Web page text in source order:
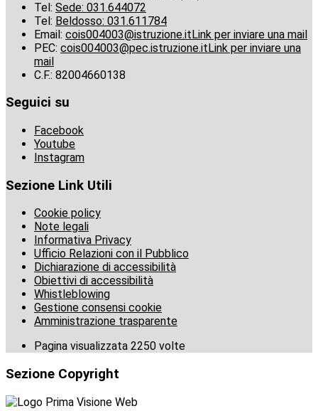
Tel: Sede: 031.644072
Tel: Beldosso: 031.611784
Email: cois004003@istruzione.itLink per inviare una mail
PEC: cois004003@pec.istruzione.itLink per inviare una
mail
C.F.: 82004660138
Seguici su
Facebook
Youtube
Instagram
Sezione Link Utili
Cookie policy
Note legali
Informativa Privacy
Ufficio Relazioni con il Pubblico
Dichiarazione di accessibilità
Obiettivi di accessibilità
Whistleblowing
Gestione consensi cookie
Amministrazione trasparente
Pagina visualizzata 2250 volte
Sezione Copyright